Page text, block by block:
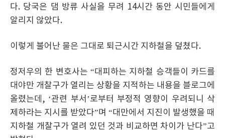
다. 당국은 댐 방류 사실을 무려 14시간 동안 시민들에게
알리지 않았다.
이렇게 불어난 물은 그대로 퇴근시간 지하철을 덮쳤다.
정저우의 한 변호사는 “대피하는 지하철 승객들이 카드를
대야만 개찰구가 열리는 상황을 지적하는 내용을 블로그에
올렸는데, ‘관련 부서’로부터 부정적 영향이 우려되니 삭
제하라는 지시를 받았다”며 “대만에서 지진이 발생했을 때
지하철 개찰구가 열려 있던 것과 비교하면 차이가 난다”고